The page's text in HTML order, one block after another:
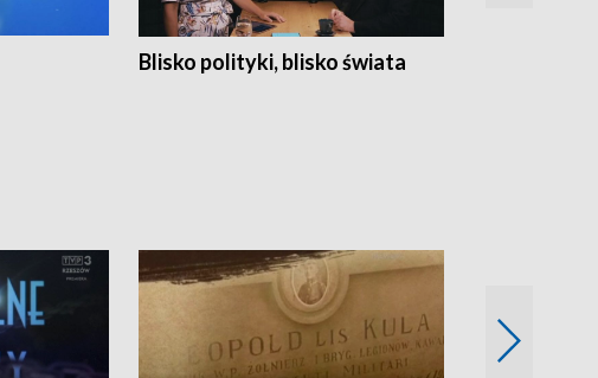
Blisko polityki, blisko świata